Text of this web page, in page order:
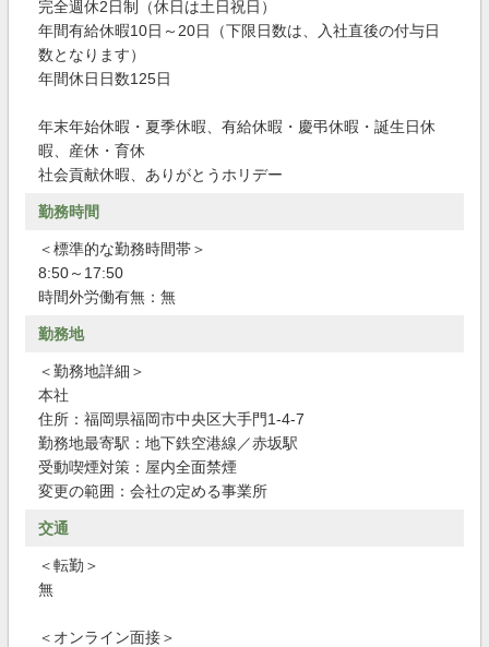
完全週休2日制（休日は土日祝日）
年間有給休暇10日～20日（下限日数は、入社直後の付与日
数となります）
年間休日日数125日
年末年始休暇・夏季休暇、有給休暇・慶弔休暇・誕生日休
暇、産休・育休
社会貢献休暇、ありがとうホリデー
勤務時間
＜標準的な勤務時間帯＞
8:50～17:50
時間外労働有無：無
勤務地
＜勤務地詳細＞
本社
住所：福岡県福岡市中央区大手門1-4-7
勤務地最寄駅：地下鉄空港線／赤坂駅
受動喫煙対策：屋内全面禁煙
変更の範囲：会社の定める事業所
交通
＜転勤＞
無
＜オンライン面接＞